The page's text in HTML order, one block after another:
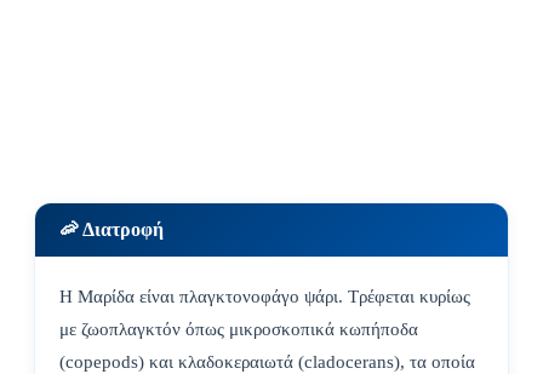
🦐 Διατροφή
Η Μαρίδα είναι πλαγκτονοφάγο ψάρι. Τρέφεται κυρίως
με ζωοπλαγκτόν όπως μικροσκοπικά κωπήποδα
(copepods) και κλαδοκεραιωτά (cladocerans), τα οποία